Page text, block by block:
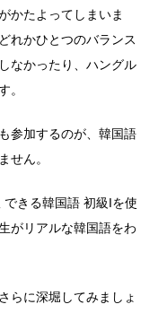
かたよってしまいま
れかひとつのバランス
なかったり、ハングル
。
参加するのが、韓国語
せん。
きる韓国語 初級Iを使
がリアルな韓国語をわ
らに深堀してみましょ